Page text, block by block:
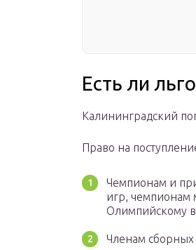
Есть ли
Калининградский
Право на
Чемпионам и
игр, чемпионам
Олимпийскому
Членам